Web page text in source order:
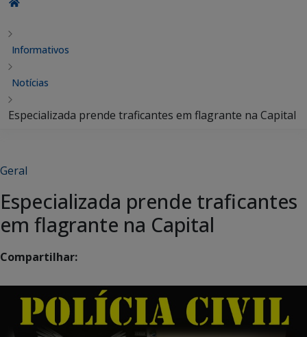
Informativos
Notícias
Especializada prende traficantes em flagrante na Capital
Geral
Especializada prende traficantes
em flagrante na Capital
Compartilhar: